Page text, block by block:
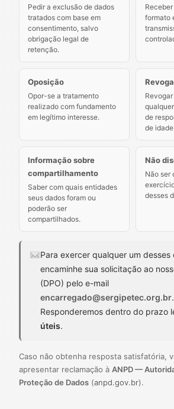
Pedir a exclusão de dados
tratados com base em
consentimento, salvo
obrigação legal de
retenção.
formato
Oposição
Opor-se a tratamento
realizado com fundamento
em legítimo interesse.
de
de
Informação sobre
compartilhamento
Saber com quais entidades
seus dados foram ou
poderão ser
compartilhados.
Não
Não ser
desses
Para exercer qualquer um desses
encaminhe sua solicitação ao
(DPO) pelo e-mail
encarregado@sergipetec.org.br.
Responderemos dentro do prazo
úteis.
Caso não obtenha resposta satisfatória,
apresentar reclamação à ANPD —
Proteção de Dados(anpd.gov.br).